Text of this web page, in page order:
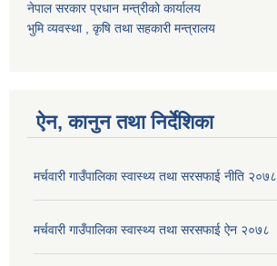
नेपाल सरकार प्रधान मन्त्रीको कार्यालय
भुमि व्यवस्था , कृषि तथा सहकारी मन्त्रालय
ऐन, कानुन तथा निर्देशिका
मर्चवारी गाउँपालिका स्वास्थ्य तथा सरसफाई नीति २०७८
मर्चवारी गाउँपालिका स्वास्थ्य तथा सरसफाई ऐन २०७८